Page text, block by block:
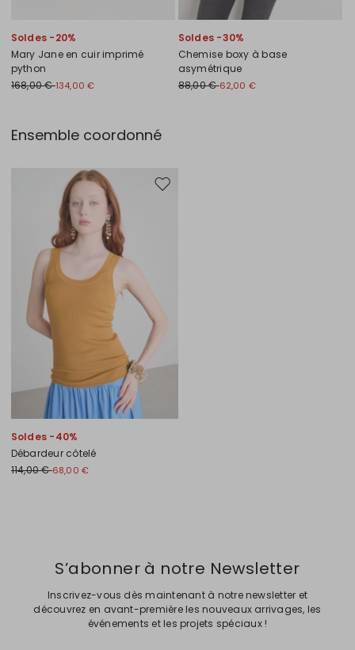
Soldes -20%
Mary Jane en cuir imprimé
python
168,00 €134,00 €
Soldes -30%
Chemise boxy à base
asymétrique
88,00 €62,00 €
Ensemble coordonné
Ajouter vers la liste de souhaits
Soldes -40%
Débardeur côtelé
114,00 €68,00 €
S’abonner à notre Newsletter
Inscrivez-vous dès maintenant à notre newsletter et
découvrez en avant-première les nouveaux arrivages, les
événements et les projets spéciaux !